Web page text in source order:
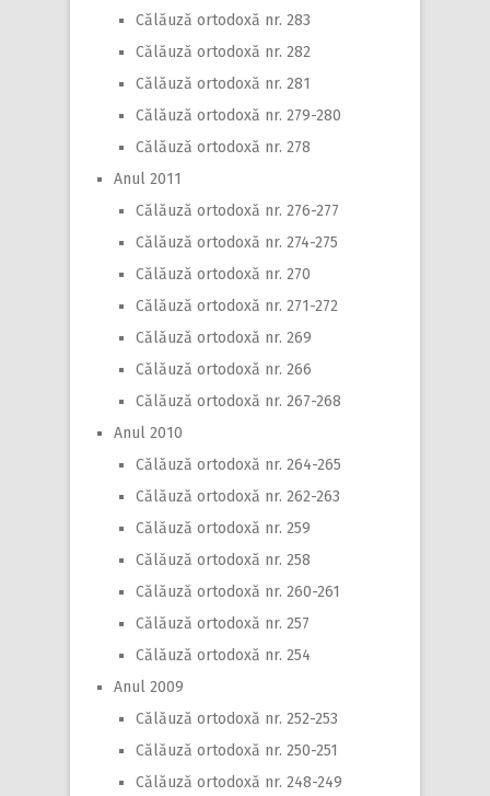
Călăuză ortodoxă nr. 283
Călăuză ortodoxă nr. 282
Călăuză ortodoxă nr. 281
Călăuză ortodoxă nr. 279-280
Călăuză ortodoxă nr. 278
Anul 2011
Călăuză ortodoxă nr. 276-277
Călăuză ortodoxă nr. 274-275
Călăuză ortodoxă nr. 270
Călăuză ortodoxă nr. 271-272
Călăuză ortodoxă nr. 269
Călăuză ortodoxă nr. 266
Călăuză ortodoxă nr. 267-268
Anul 2010
Călăuză ortodoxă nr. 264-265
Călăuză ortodoxă nr. 262-263
Călăuză ortodoxă nr. 259
Călăuză ortodoxă nr. 258
Călăuză ortodoxă nr. 260-261
Călăuză ortodoxă nr. 257
Călăuză ortodoxă nr. 254
Anul 2009
Călăuză ortodoxă nr. 252-253
Călăuză ortodoxă nr. 250-251
Călăuză ortodoxă nr. 248-249